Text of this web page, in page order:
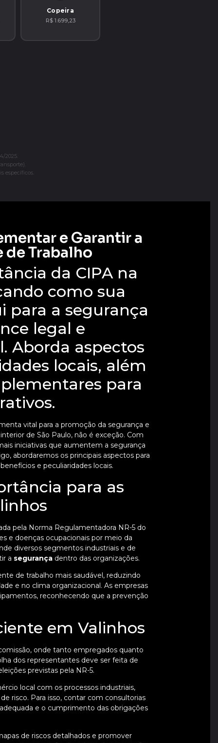
Copeira
R$ 1.699,23
2025.
específicos.
e Garantir a
de Trabalho
da CIPA na
como sua
a segurança
legal e
Aborda aspectos
locais, além
para
vital para a promoção da segurança e
de São Paulo, não é exceção. Com
iniciativas que aumentem a segurança
abordaremos os principais aspectos para
e peculiaridades locais.
para as
pela Norma Regulamentadora NR-5 do
e doenças ocupacionais por meio da
diversos segmentos industriais e de
a segurançadentro das organizações.
de trabalho mais saudável, reduzindo
e no clima organizacional. As empresas
reconhecendo que a prevenção
em Valinhos
onde tanto empregados quanto
dos representantes deve ser feita de
previstas pela NR-5.
local com os processos industriais,
risco. Para isso, contar com consultorias
e o cumprimento das obrigações
de riscos detalhados e promover